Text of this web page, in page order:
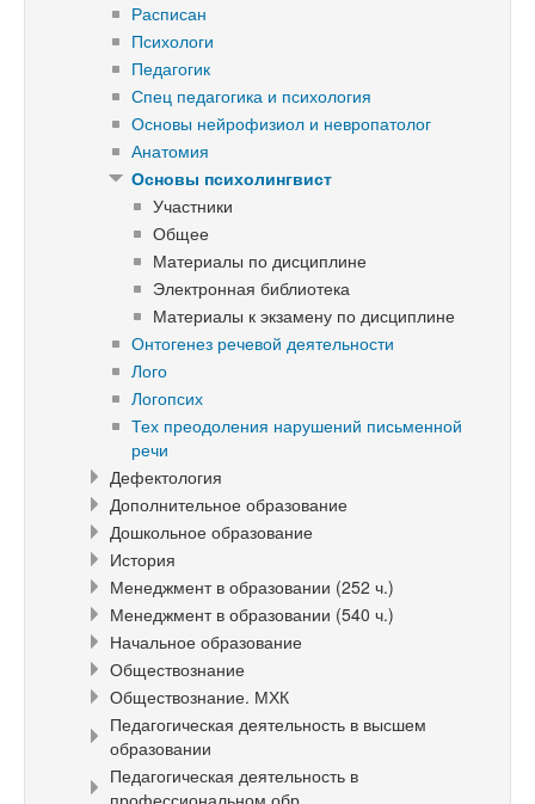
Расписан
Психологи
Педагогик
Спец педагогика и психология
Основы нейрофизиол и невропатолог
Анатомия
Основы психолингвист
Участники
Общее
Материалы по дисциплине
Электронная библиотека
Материалы к экзамену по дисциплине
Онтогенез речевой деятельности
Лого
Логопсих
Тех преодоления нарушений письменной
речи
Дефектология
Дополнительное образование
Дошкольное образование
История
Менеджмент в образовании (252 ч.)
Менеджмент в образовании (540 ч.)
Начальное образование
Обществознание
Обществознание. МХК
Педагогическая деятельность в высшем
образовании
Педагогическая деятельность в
профессиональном обр...